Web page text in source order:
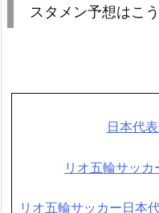
スタメン予想はこ
日本代
リオ五輪サッ
リオ五輪サッカー日本